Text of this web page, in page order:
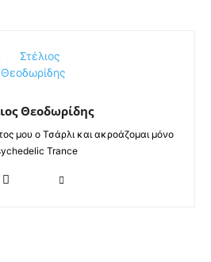
Θεοδωρίδης
μου ο Τσάρλι και ακροάζομαι μόνο
Trance